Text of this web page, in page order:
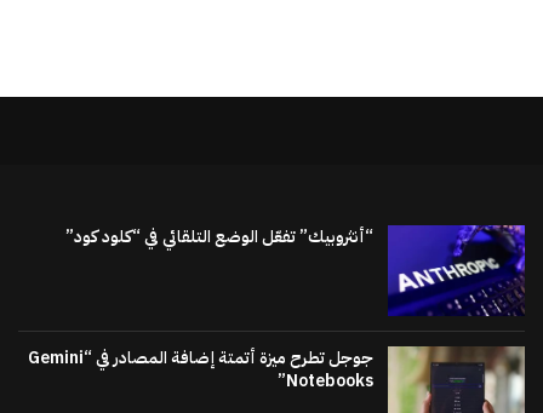
“أنثروبيك” تفعّل الوضع التلقائي في “كلود كود”
جوجل تطرح ميزة أتمتة إضافة المصادر في “Gemini
Notebooks”